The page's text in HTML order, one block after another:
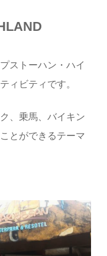
ストーハン・ハイ
ィビティです。
、乗馬、バイキン
とができるテーマ